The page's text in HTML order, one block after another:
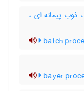
، ذوب پیمانه ای ،
batch
bayer